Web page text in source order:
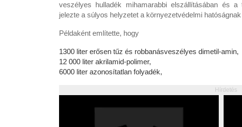
veszélyes hulladék mihamarabbi elszállításában és
jelezte a súlyos helyzetet a környezetvédelmi
Példaként említette, hogy
1300 liter erősen tűz és robbanásveszélyes dimetil-amin,
12 000 liter akrilamid-polimer,
6000 liter azonosítatlan folyadék,
Hírdetés